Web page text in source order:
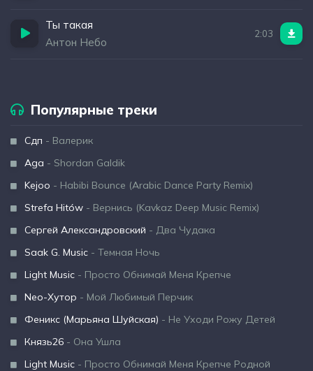
Ты такая
Антон Небо
2:03
Популярные треки
Сдп - Валерик
Aga - Shordan Galdik
Kejoo - Habibi Bounce (Arabic Dance Party Remix)
Strefa Hitów - Вернись (Kavkaz Deep Music Remix)
Сергей Александровский - Два Чудака
Saak G. Music - Темная Ночь
Light Music - Просто Обнимай Меня Крепче
Neo-Хутор - Мой Любимый Перчик
Феникс (Марьяна Шуйская) - Не Уходи Рожу Детей
Князь26 - Она Ушла
Light Music - Просто Обнимай Меня Крепче Родной